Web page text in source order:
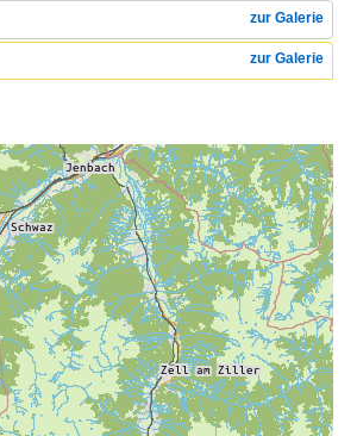
zur Galerie
zur Galerie